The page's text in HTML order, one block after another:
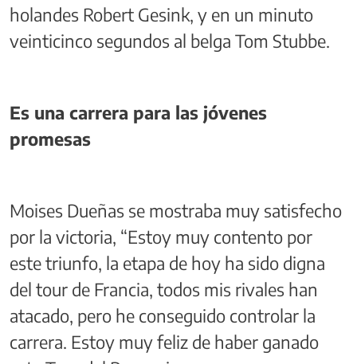
holandes Robert Gesink, y en un minuto
veinticinco segundos al belga Tom Stubbe.
Es una carrera para las jóvenes
promesas
Moises Dueñas se mostraba muy satisfecho
por la victoria, “Estoy muy contento por
este triunfo, la etapa de hoy ha sido digna
del tour de Francia, todos mis rivales han
atacado, pero he conseguido controlar la
carrera. Estoy muy feliz de haber ganado